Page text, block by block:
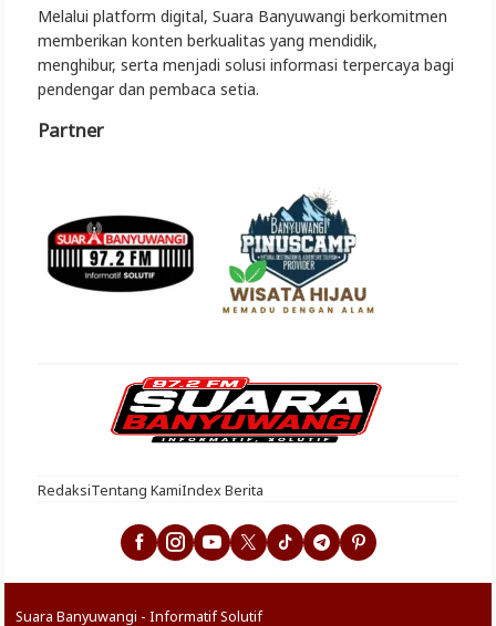
Melalui platform digital, Suara Banyuwangi berkomitmen
memberikan konten berkualitas yang mendidik,
menghibur, serta menjadi solusi informasi terpercaya bagi
pendengar dan pembaca setia.
Partner
RedaksiTentang KamiIndex Berita
Suara Banyuwangi - Informatif Solutif